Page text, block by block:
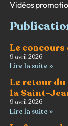
Vidéos
Le
9 avril 2026
Lire la suite »
Le retour
la Saint-
9 avril 2026
Lire la suite »